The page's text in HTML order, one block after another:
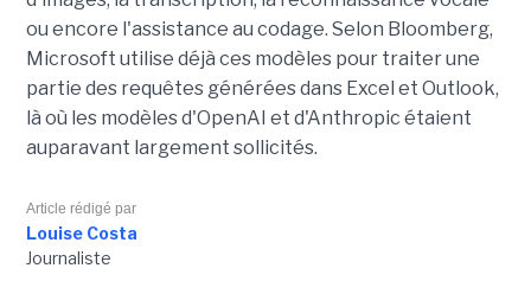
ou encore l'assistance au codage. Selon Bloomberg,
Microsoft utilise déjà ces modèles pour traiter une
partie des requêtes générées dans Excel et Outlook,
là où les modèles d'OpenAI et d'Anthropic étaient
auparavant largement sollicités.
Article rédigé par
Louise Costa
Journaliste